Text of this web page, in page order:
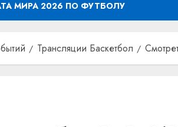
МИРА 2026 ПО ФУТБОЛУ
Трансляции Баскетбол